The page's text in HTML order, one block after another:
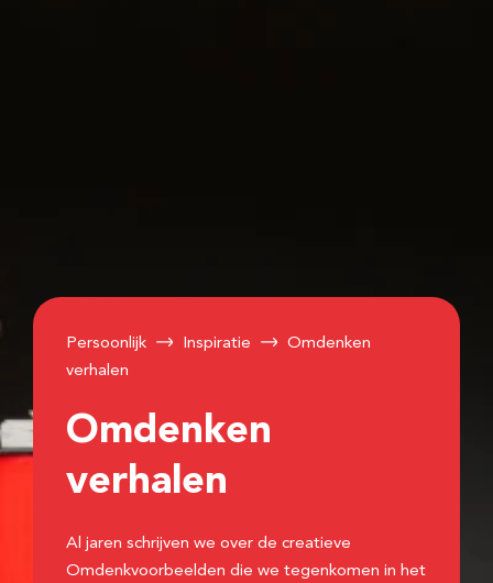
Persoonlijk Inspiratie
Omdenken
verhalen
Omdenken
verhalen
Al jaren schrijven we over de creatieve
Omdenkvoorbeelden die we tegenkomen in het